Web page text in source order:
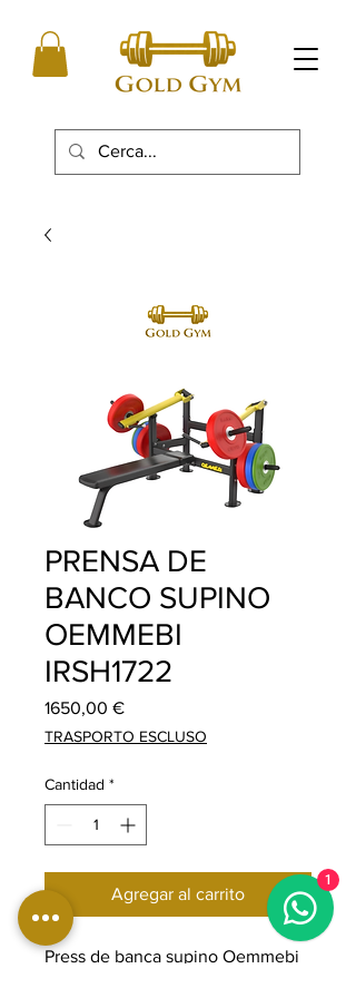
PRENSA DE
BANCO SUPINO
OEMMEBI
IRSH1722
1650,00 €Precio
TRASPORTO ESCLUSO
Cantidad *
Agregar al carrito
Press de banca supino Oemmebi
1